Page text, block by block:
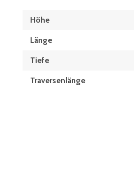
Höhe
Länge
Tiefe
Traversenlänge